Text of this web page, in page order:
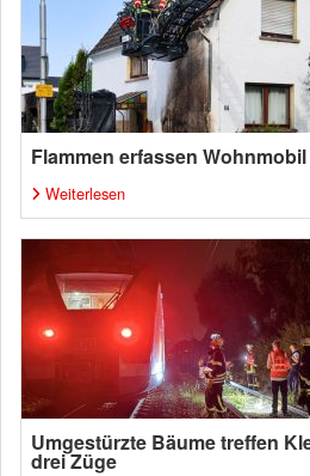
Flammen erfassen
Weiterlesen
Umgestürzte Bäume treffen
drei Züge